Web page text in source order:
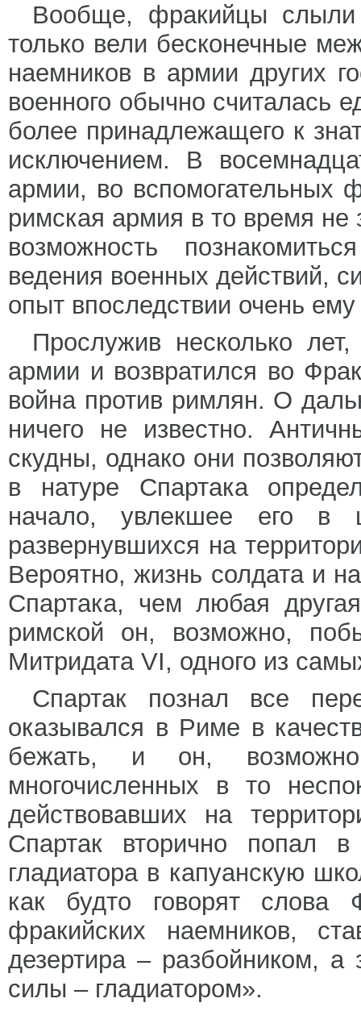
Вообще, фракийцы
только вели бесконечные
наемников в армии других
военного обычно считалась
более принадлежащего к
исключением. В
армии, во вспомогательных
римская армия в то время
возможность
ведения военных действий,
опыт впоследствии очень
Прослужив несколько
армии и возвратился во
война против римлян. О
ничего не известно.
скудны, однако они
в натуре Спартака
начало, увлекшее его в
развернувшихся на
Вероятно, жизнь солдата и
Спартака, чем любая
римской он, возможно,
Митридата VI, одного из
Спартак познал все
оказывался в Риме в
бежать, и он,
многочисленных в то
действовавших на
Спартак вторично попал
гладиатора в капуанскую
как будто говорят слова
фракийских наемников,
дезертира – разбойником, а
силы – гладиатором».